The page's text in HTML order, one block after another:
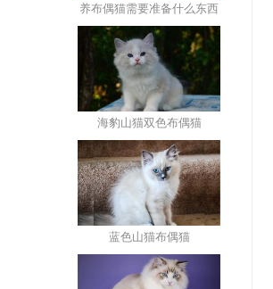
养布偶猫需要准备什么东西
海豹山猫双色布偶猫
蓝色山猫布偶猫